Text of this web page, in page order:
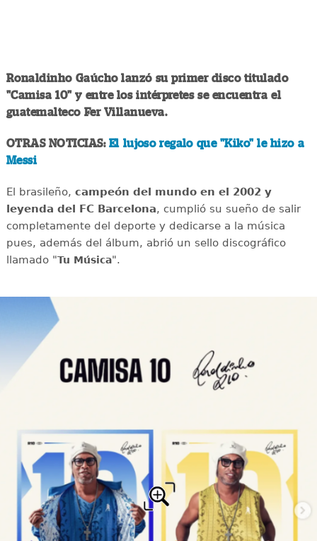
Ronaldinho Gaúcho lanzó su primer disco titulado
"Camisa 10" y entre los intérpretes se encuentra el
guatemalteco Fer Villanueva.
OTRAS NOTICIAS: El lujoso regalo que "Kiko" le hizo a
Messi
El brasileño, campeón del mundo en el 2002 y
leyenda del FC Barcelona, cumplió su sueño de salir
completamente del deporte y dedicarse a la música
pues, además del álbum, abrió un sello discográfico
llamado "Tu Música".